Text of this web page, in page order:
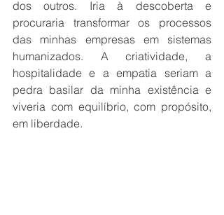
dos outros. Iria à descoberta e
procuraria transformar os processos
das minhas empresas em sistemas
humanizados. A criatividade, a
hospitalidade e a empatia seriam a
pedra basilar da minha existência e
viveria com equilíbrio, com propósito,
em liberdade.